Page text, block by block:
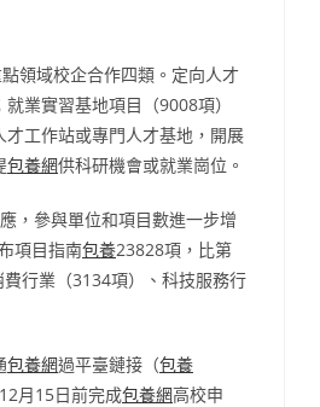
領域校企合作四類。定向人才
業實習基地項目（9008項）
工作站或專門人才基地，開展
包養網供科研機會或就業崗位。
，參與單位和項目數進一步增
項目指南包養23828項，比第
行業（3134項）、科技服務行
包養網過平臺鏈接（包養
月15日前完成包養網高校申